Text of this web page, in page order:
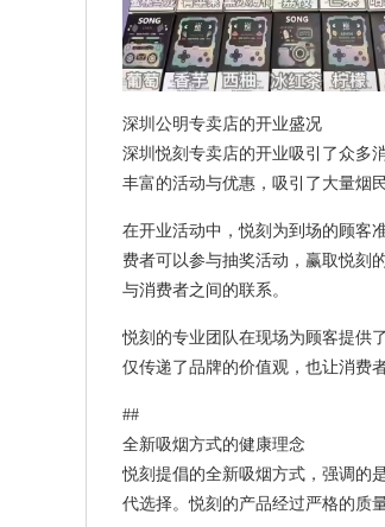
深圳公明专卖店的开业盛况
深圳悦刻专卖店的开业吸引了众多
丰富的活动与优惠，吸引了大量烟
在开业活动中，悦刻为到场的顾客
费者可以参与抽奖活动，赢取悦刻
与消费者之间的联系。
悦刻的专业团队在现场为顾客提供
仅传递了品牌的价值观，也让消费
##
全新吸烟方式的健康理念
悦刻提倡的全新吸烟方式，强调的
代选择。悦刻的产品经过严格的质